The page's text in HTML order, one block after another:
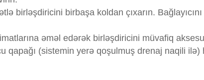
birləşdiricini birbaşa koldan çıxarın.
əməl edərək birləşdiricini müvafiq
qapağı (sistemin yerə qoşulmuş drenaj naqili ilə)